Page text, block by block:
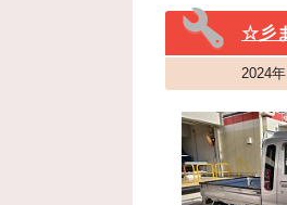
☆彡
2024